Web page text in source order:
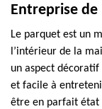
Entreprise
Le parquet est un
l’intérieur de la
un aspect
et facile à
être en parfait état